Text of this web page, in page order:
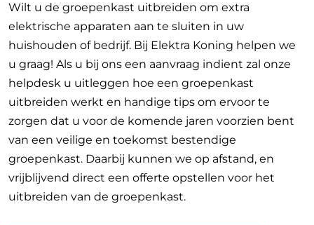
Wilt u de groepenkast uitbreiden om extra
elektrische apparaten aan te sluiten in uw
huishouden of bedrijf. Bij Elektra Koning helpen we
u graag! Als u bij ons een aanvraag indient zal onze
helpdesk u uitleggen hoe een groepenkast
uitbreiden werkt en handige tips om ervoor te
zorgen dat u voor de komende jaren voorzien bent
van een veilige en toekomst bestendige
groepenkast. Daarbij kunnen we op afstand, en
vrijblijvend direct een offerte opstellen voor het
uitbreiden van de groepenkast.